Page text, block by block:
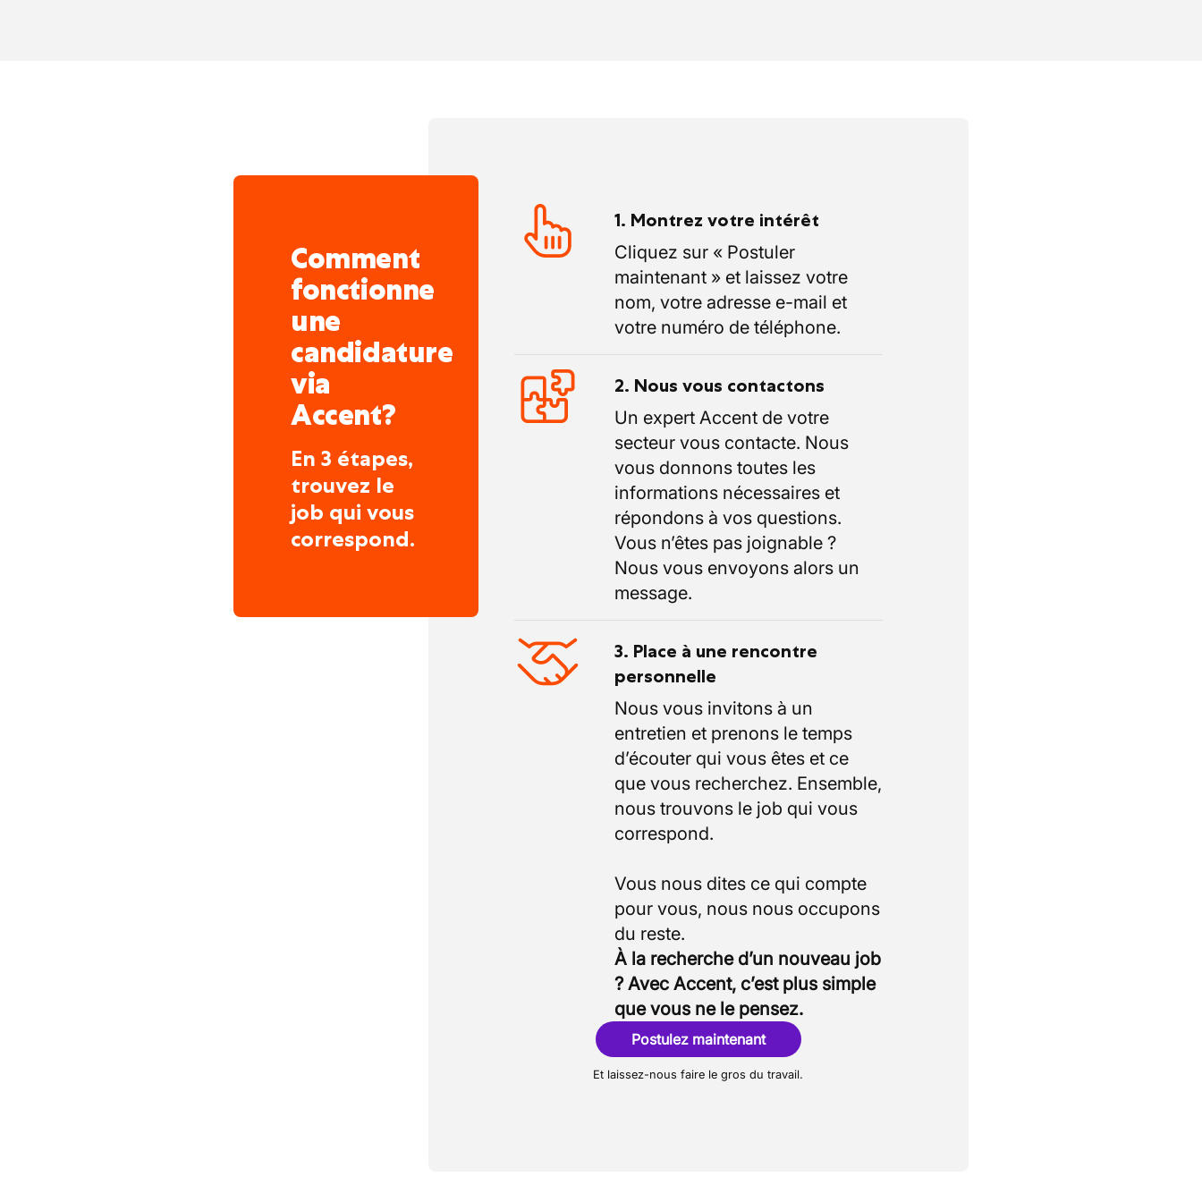
bon emploi pour le bon candidat, sous n'importe quelle forme
Curieux d'en savoir plus? N'hésitez pas à nous contacter au
04/244.14.32Comment
fonctionne
une
candidature
via
Accent?
En 3 étapes,
trouvez le
job qui vous
correspond.
1. Montrez votre intérêt
Cliquez sur « Postuler
maintenant » et laissez votre
nom, votre adresse e-mail et
votre numéro de téléphone.
2. Nous vous contactons
Un expert Accent de votre
secteur vous contacte. Nous
vous donnons toutes les
informations nécessaires et
répondons à vos questions.
Vous n’êtes pas joignable ?
Nous vous envoyons alors un
message.
3. Place à une rencontre
personnelle
Nous vous invitons à un
entretien et prenons le temps
d’écouter qui vous êtes et ce
que vous recherchez. Ensemble,
nous trouvons le job qui vous
correspond.
Vous nous dites ce qui compte
pour vous, nous nous occupons
À la recherche d’un nouveau job
? Avec Accent, c’est plus simple
que vous ne le pensez.
Postulez maintenant
Et laissez-nous faire le gros du travail.